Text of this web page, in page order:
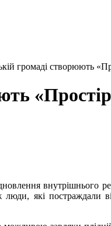
громаді створюють
«Простір
внутрішнього
люди, які